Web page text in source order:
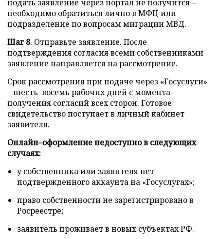
подать заявление через портал не получится –
необходимо обратиться лично в МФЦ или
подразделение по вопросам миграции МВД.
Шаг 8. Отправьте заявление. После
подтверждения согласия всеми собственниками
заявление направляется на рассмотрение.
Срок рассмотрения при подаче через «Госуслуги»
– шесть–восемь рабочих дней с момента
получения согласий всех сторон. Готовое
свидетельство поступает в личный кабинет
заявителя.
Онлайн–оформление недоступно в следующих
случаях:
у собственника или заявителя нет
подтвержденного аккаунта на «Госуслугах»;
право собственности не зарегистрировано в
Росреестре;
заявитель проживает в новых субъектах РФ.